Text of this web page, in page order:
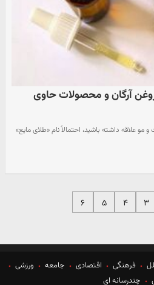
روغن آرگان و محصولات حاوی
مو علاقه داشته باشید، احتمالاً نام «طلای مایع»
۳ ۴ ۵ ۶
فرهنگی اقتصادی جامعه
ورزشی
چندرسانه ای